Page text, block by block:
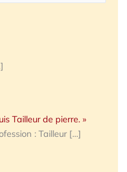
Tailleur de pierre. »
: Tailleur […]